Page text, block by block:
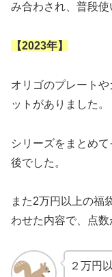
み合わされ、普段使
【2023年】
オリゴのプレート
ットがありました。
シリーズをまとめ
後でした。
また2万円以上の福
わせた内容で、点数
２万円